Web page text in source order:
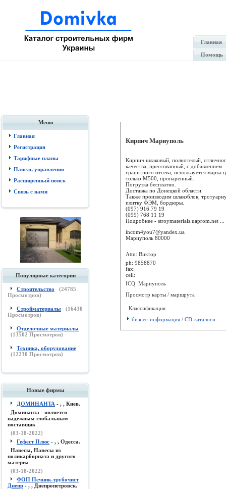
Главная
Помощь
Меню
Главная
Регистрация
Тарифные планы
Панель управления
Расширенный поиск
Связь с нами
Популярные категории
Строительство (24785
Просмотров)
Стройматериалы (16430
Просмотров)
Отделочные материалы
(13502 Просмотров)
Техника, оборудование
(12230 Просмотров)
Новые фирмы
ДОМИНАНТА - , , Киев.
Доминанта - является
надежным глобальным
поставщик
(03-18-2022)
Гефест Плюс - , , Одесса.
Навесы, Навесы из
поликарборната и другого
материа
(03-18-2022)
ФОП Печник-трубочист
Днепр - , , Днепропетровск.
Кирпич Мариуполь
Кирпич шлаковый, полнотелый,
качества, прессованный, с добавлением
гранитного отсева, используется марка
только М500, пропаренный.
Погрузка бесплатно.
Доставка по Донецкой области.
Также производим шлакоблок,
плитку ФЭМ, бордюры.
(097) 916 79 19
(099) 768 11 19
Подробнее - stroymaterials.uaprom.net ...
incom4you7@yandex.ua
Мариуполь 80000
Attn: Виктор
ph: 9858870
fax:
cell:
ICQ: Мариуполь
Просмотр карты / маршрута
Классификация
бизнес-информация / CD-каталоги